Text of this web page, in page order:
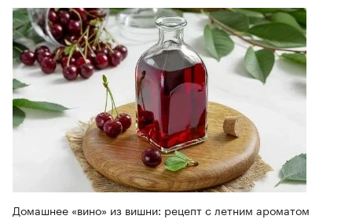
Домашнее «вино» из вишни: рецепт с летним ароматом